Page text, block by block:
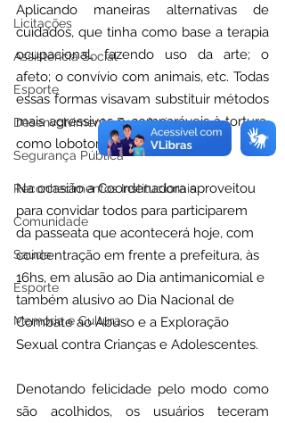
Licitações
Assistência Social
Esporte
Desenvolvimento Econômico
Segurança Pública
Reconhecimentos Institucionais
Comunidade
Saúde
Esporte
Memória e Cultura
Aplicando maneiras alternativas de
cuidados, que tinha como base a terapia
ocupacional, fazendo uso da arte; o
afeto; o convívio com animais, etc. Todas
essas formas visavam substituir métodos
mais agressivos e comparáveis à tortura,
como lobotomia e eletrochoque.
Na ocasião a Coordenadora aproveitou
para convidar todos para participarem
da passeata que acontecerá hoje, com
concentração em frente a prefeitura, às
16hs, em alusão ao Dia antimanicomial e
também alusivo ao Dia Nacional de
Combate ao Abuso e a Exploração
Sexual contra Crianças e Adolescentes.
Denotando felicidade pelo modo como
são acolhidos, os usuários teceram